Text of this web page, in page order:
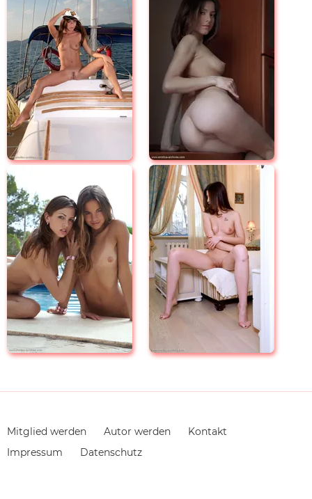
Navigation
überspringen
Mitglied werden Autor werden
Kontakt
Impressum
Datenschutz